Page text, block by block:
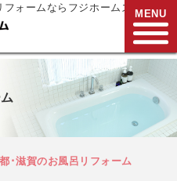
ォームならフジホームズ
ご相談
833
17:00水曜日定休
MENU
･滋賀のお風呂リフォーム